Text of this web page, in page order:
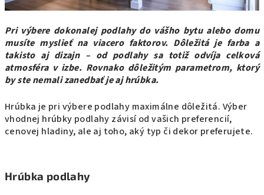
Pri výbere dokonalej podlahy do vášho bytu alebo domu
musíte myslieť na viacero faktorov. Dôležitá je farba a
takisto aj dizajn – od podlahy sa totiž odvíja celková
atmosféra v izbe. Rovnako dôležitým parametrom, ktorý
by ste nemali zanedbať je aj hrúbka.
Hrúbka je pri výbere podlahy maximálne dôležitá. Výber
vhodnej hrúbky podlahy závisí od vašich preferencií,
cenovej hladiny, ale aj toho, aký typ či dekor preferujete.
Hrúbka podlahy